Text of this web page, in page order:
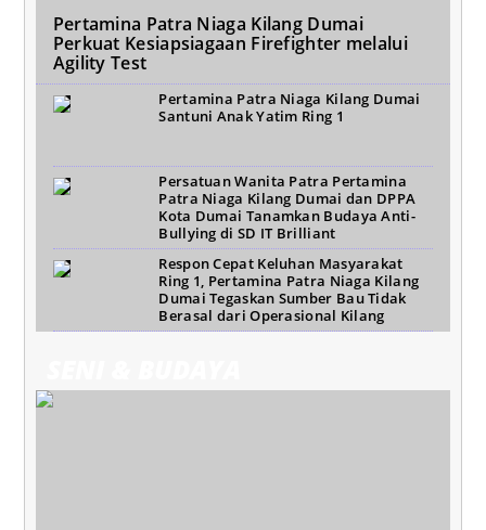
Pertamina Patra Niaga Kilang Dumai
Perkuat Kesiapsiagaan Firefighter melalui
Agility Test
Pertamina Patra Niaga Kilang Dumai
Santuni Anak Yatim Ring 1
Persatuan Wanita Patra Pertamina
Patra Niaga Kilang Dumai dan DPPA
Kota Dumai Tanamkan Budaya Anti-
Bullying di SD IT Brilliant
Respon Cepat Keluhan Masyarakat
Ring 1, Pertamina Patra Niaga Kilang
Dumai Tegaskan Sumber Bau Tidak
Berasal dari Operasional Kilang